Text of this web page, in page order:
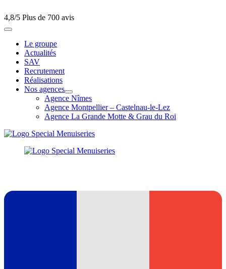
4,8/5 Plus de 700 avis
Le groupe
Actualités
SAV
Recrutement
Réalisations
Nos agences
Agence Nîmes
Agence Montpellier – Castelnau-le-Lez
Agence La Grande Motte & Grau du Roi